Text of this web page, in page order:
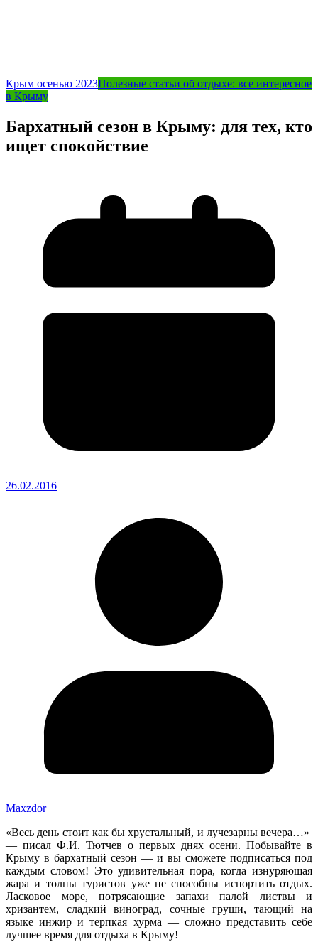
Крым осенью 2023Полезные статьи об отдыхе: все интересное
в Крыму
Бархатный сезон в Крыму: для тех, кто
ищет спокойствие
26.02.2016
Maxzdor
«Весь день стоит как бы хрустальный, и лучезарны вечера…»
— писал Ф.И. Тютчев о первых днях осени. Побывайте в
Крыму в бархатный сезон — и вы сможете подписаться под
каждым словом! Это удивительная пора, когда изнуряющая
жара и толпы туристов уже не способны испортить отдых.
Ласковое море, потрясающие запахи палой листвы и
хризантем, сладкий виноград, сочные груши, тающий на
языке инжир и терпкая хурма — сложно представить себе
лучшее время для отдыха в Крыму!